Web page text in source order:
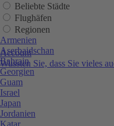
Account
Wussten Sie, dass Sie vieles
Beliebte Städte
Flughäfen
Regionen
Armenien
Aserbaidschan
Bahrain
Georgien
Guam
Israel
Japan
Jordanien
Katar